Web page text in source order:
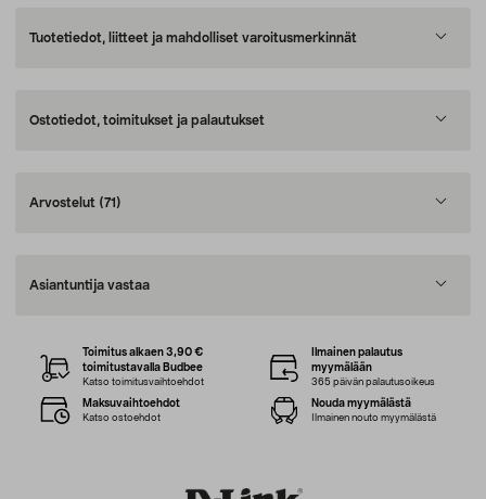
Tuotetiedot, liitteet ja mahdolliset varoitusmerkinnät
Ostotiedot, toimitukset ja palautukset
Arvostelut (71)
Asiantuntija vastaa
Toimitus alkaen 3,90 €
toimitustavalla Budbee
Katso toimitusvaihtoehdot
Ilmainen palautus
myymälään
365 päivän palautusoikeus
Maksuvaihtoehdot
Katso ostoehdot
Nouda myymälästä
Ilmainen nouto myymälästä